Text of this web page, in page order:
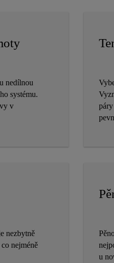
nedílnou
systému.
v
nezbytně
nejméně
u